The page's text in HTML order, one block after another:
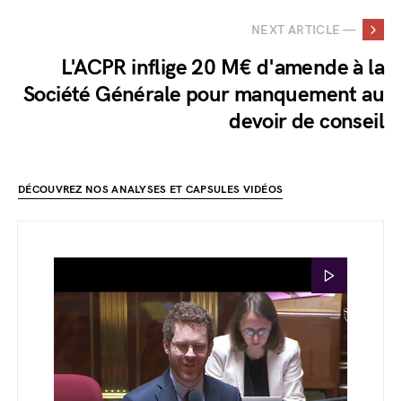
NEXT ARTICLE —
L'ACPR inflige 20 M€ d'amende à la
Société Générale pour manquement au
devoir de conseil
DÉCOUVREZ NOS ANALYSES ET CAPSULES VIDÉOS